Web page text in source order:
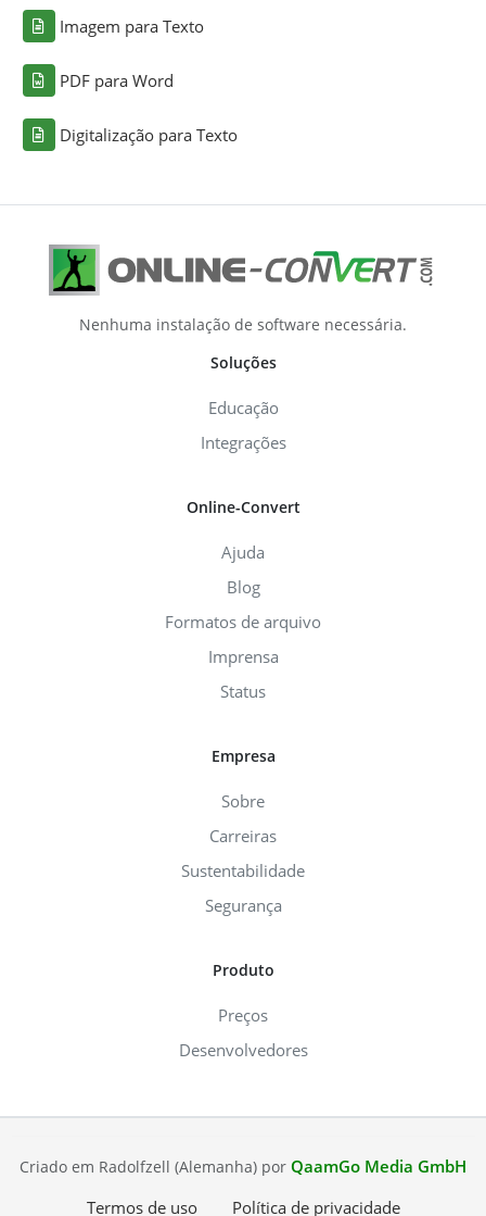
Imagem para Texto
PDF para Word
Digitalização para Texto
Nenhuma instalação de software necessária.
Soluções
Educação
Integrações
Online-Convert
Ajuda
Blog
Formatos de arquivo
Imprensa
Status
Empresa
Sobre
Carreiras
Sustentabilidade
Segurança
Produto
Preços
Desenvolvedores
Criado em Radolfzell (Alemanha) por QaamGo Media GmbH
Termos de uso
Política de privacidade